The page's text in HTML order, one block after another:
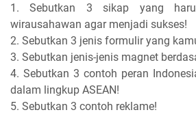
1. Sebutkan 3 sikap yang
wirausahawan agar menjadi sukses!
2. Sebutkan 3 jenis formulir yang
3. Sebutkan jenis-jenis magnet
4. Sebutkan 3 contoh peran
dalam lingkup ASEAN!
5. Sebutkan 3 contoh reklame!